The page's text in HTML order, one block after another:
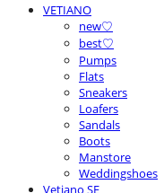
VETIANO
new♡
best♡
Pumps
Flats
Sneakers
Loafers
Sandals
Boots
Manstore
Weddingshoes
Vetiano SE